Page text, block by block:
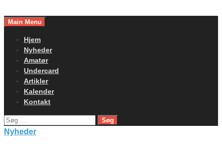
toMain Menu
Hjem
Nyheder
Amatør
Undercard
Artikler
Kalender
Kontakt
Søg
efter:
Nyheder